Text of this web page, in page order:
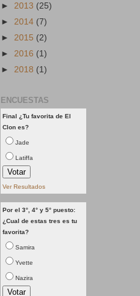
► 2013 (25)
► 2014 (7)
► 2015 (2)
► 2016 (1)
► 2018 (1)
ENCUESTAS
Final ¿Tu favorita de El
Clon es?
Jade
Latiffa
Ver Resultados
Por el 3°, 4° y 5° puesto:
¿Cual de estas tres es tu
favorita?
Samira
Yvette
Nazira